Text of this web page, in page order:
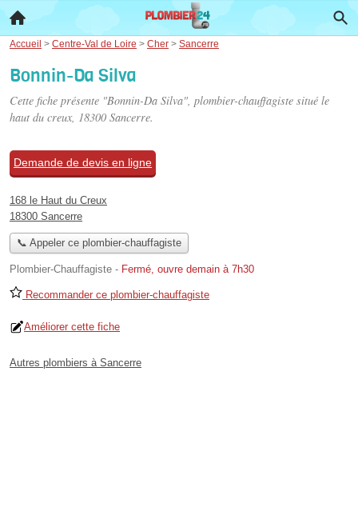
Accueil > Centre-Val de Loire > Cher > Sancerre
Bonnin-Da Silva
Cette fiche présente "Bonnin-Da Silva", plombier-chauffagiste situé le
haut du creux, 18300 Sancerre.
Demande de devis en ligne
168 le Haut du Creux
18300 Sancerre
📞 Appeler ce plombier-chauffagiste
Plombier-Chauffagiste - Fermé, ouvre demain à 7h30
Recommander ce plombier-chauffagiste
Améliorer cette fiche
Autres plombiers à Sancerre